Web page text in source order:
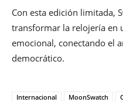
Con esta edición limitada,
transformar la relojería en
emocional, conectando el
democrático.
Internacional MoonSwatch